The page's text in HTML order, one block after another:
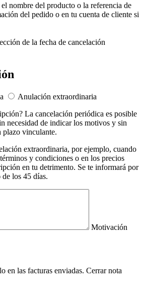
el nombre del producto o la referencia de
del pedido o en tu cuenta de cliente si
de la fecha de cancelación
Anulación extraordinaria
La cancelación periódica es posible
necesidad de indicar los motivos y sin
plazo vinculante.
extraordinaria, por ejemplo, cuando
y condiciones o en los precios
en tu detrimento. Se te informará por
los 45 días.
Motivación
en las facturas enviadas. Cerrar nota